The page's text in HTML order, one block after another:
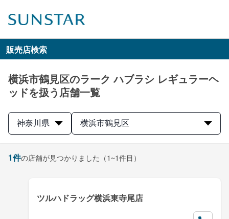
販売店検索
横浜市鶴見区のラーク ハブラシ レギュラーヘ
ッドを扱う店舗一覧
神奈川県 横浜市鶴見区
1件の店舗が見つかりました （1~1件目）
ツルハドラッグ横浜東寺尾店